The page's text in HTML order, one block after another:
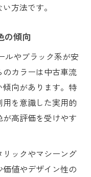
方法です。
の傾向
ルやブラック系が安
カラーは中古車流
向があります。特
を意識した実用的
高評価を受けやす
ックやマシーング
値やデザイン性の